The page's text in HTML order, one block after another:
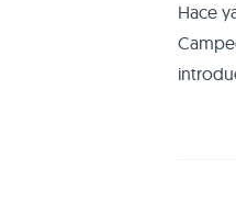
Hace